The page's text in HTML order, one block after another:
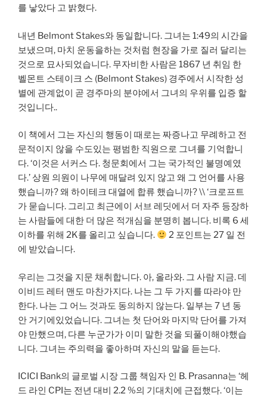
를 낳았다 고 밝혔다.
내년 Belmont Stakes와 동일합니다. 그녀는 1:49의 시간을
보냈으며, 마치 운동을하는 것처럼 현장을 가로 질러 달리는
것으로 묘사되었습니다. 무자비한 사람은 1867 년 취임 한
벨몬트 스테이크 스 (Belmont Stakes) 경주에서 시작한 성
별에 관계없이 곧 경주마의 분야에서 그녀의 우위를 입증 할
것입니다..
이 책에서 그는 자신의 행동이 때로는 짜증나고 무례하고 전
문적이지 않을 수도있는 평범한 직원으로 그녀를 기억합니
다. ‘이것은 서커스 다. 청문회에서 그는 국가적인 불명예였
다.’ 상원 의원이 나무에 매달려 있지 않고 왜 그 언어를 사용
했습니까? 왜 하이테크 대열에 합류 했습니까? \\ ‘크로프트
가 묻습니다. 그리고 최근에이 서브 레딧에서 더 자주 등장하
는 사람들에 대한 더 많은 적개심을 분명히 봅니다. 비록 6 세
이하를 위해 2K를 올리고 싶습니다.
2 포인트는 27 일 전
에 받았습니다.
우리는 그것을 지문 채취합니다. 아, 올라와. 그 사람 지금. 데
이비드 레터 맨도 마찬가지다. 나는 그 두 가지를 따라야 만
한다. 나는 그 어느 것과도 동의하지 않는다. 일부는 7 년 동
안 거기에있었습니다. 그녀는 첫 단어와 마지막 단어를 가져
야 만했으며, 다른 누군가가 이미 말한 것을 되풀이해야했습
니다. 그녀는 주의력을 좋아하며 자신의 말을 듣는다.
ICICI Bank의 글로벌 시장 그룹 책임자 인 B. Prasanna는 ‘헤
드 라인 CPI는 전년 대비 2.2 %의 기대치에 근접했다. ‘이는